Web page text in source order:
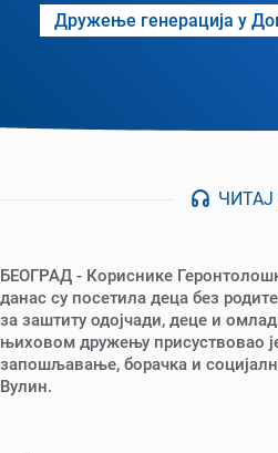
Дружење генерација у
БЕОГРАД - Кориснике
данас су посетила деца без
за заштиту одојчади, деце и
њиховом дружењу присуствовао
запошљавање, борачка и
Вулин.